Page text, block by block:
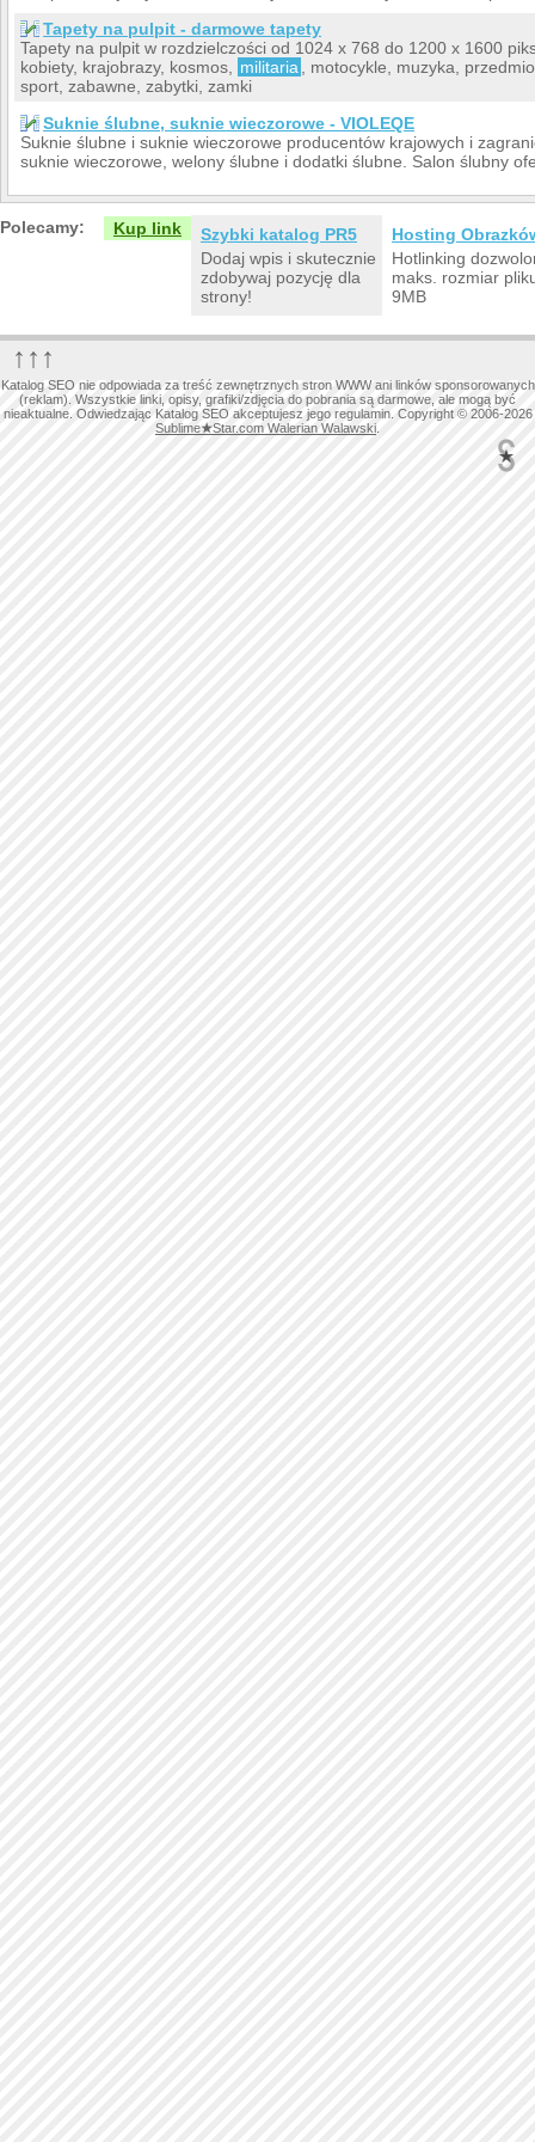
Tapety na pulpit - darmowe tapety
Tapety na pulpit w rozdzielczości od 1024 x 768 do 1200 x 1600
kobiety, krajobrazy, kosmos,
militaria
, motocykle, muzyka,
sport, zabawne, zabytki, zamki
Suknie ślubne, suknie wieczorowe - VIOLEQE
Suknie ślubne i suknie wieczorowe producentów krajowych i
suknie wieczorowe, welony ślubne i dodatki ślubne. Salon ślubny
Polecamy: Kup link
Szybki katalog PR5
Dodaj wpis i skutecznie
zdobywaj pozycję dla
strony!
Hosting
Hotlinking
maks. rozmiar
9MB
↑↑↑
Katalog SEO nie odpowiada za treść zewnętrznych stron WWW ani linków sponsorowanych
(reklam). Wszystkie linki, opisy, grafiki/zdjęcia do pobrania są darmowe, ale mogą być
nieaktualne. Odwiedzając Katalog SEO akceptujesz jego regulamin. Copyright © 2006-2026
Sublime★Star.com Walerian Walawski